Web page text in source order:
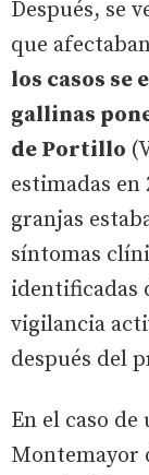
Después, se
que
los casos se
gallinas
de Portillo
estimadas en
granjas
síntomas
identificadas
vigilancia
después del
En el caso
Montemayor